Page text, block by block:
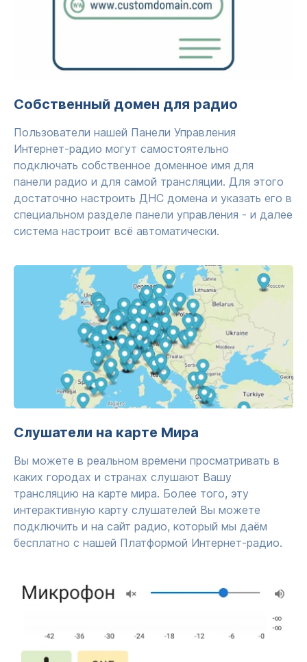
Собственный домен для радио
Пользователи нашей Панели Управления
Интернет-радио могут самостоятельно
подключать собственное доменное имя для
панели радио и для самой трансляции. Для этого
достаточно настроить ДНС домена и указать его в
специальном разделе панели управления - и далее
система настроит всё автоматически.
Слушатели на карте Мира
Вы можете в реальном времени просматривать в
каких городах и странах слушают Вашу
трансляцию на карте мира. Более того, эту
интерактивную карту слушателей Вы можете
подключить и на сайт радио, который мы даём
бесплатно с нашей Платформой Интернет-радио.